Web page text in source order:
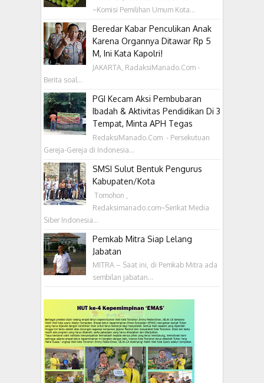
~Komisi Pemilihan Umum Kota...
Beredar Kabar Penculikan Anak
Karena Organnya Ditawar Rp 5
M, Ini Kata Kapolri!
JAKARTA, RadaksiManado.Com -
Berita soal...
PGI Kecam Aksi Pembubaran
Ibadah & Aktivitas Pendidikan Di 3
Tempat, Minta APH Tegas
RedaksiManado.Com - Persekutuan
Gereja-Gereja di Indonesia...
SMSI Sulut Bentuk Pengurus
Kabupaten/Kota
‎ Tomohon ,
Redaksimanado.com~Serikat Media
Siber Indonesia...
Pemkab Mitra Siap Lelang
Jabatan
MITRA – Saat ini, di Pemkab Mitra ada
sembilan jabatan...